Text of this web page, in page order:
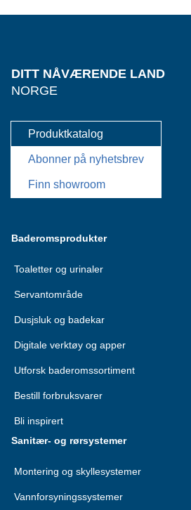
DITT NÅVÆRENDE LAND
NORGE
Produktkatalog
Abonner på nyhetsbrev
Finn showroom
Baderomsprodukter
Toaletter og urinaler
Servantområde
Dusjsluk og badekar
Digitale verktøy og apper
Utforsk baderomssortiment
Bestill forbruksvarer
Bli inspirert
Sanitær- og rørsystemer
Montering og skyllesystemer
Vannforsyningssystemer